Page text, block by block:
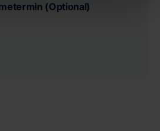
(Optional)